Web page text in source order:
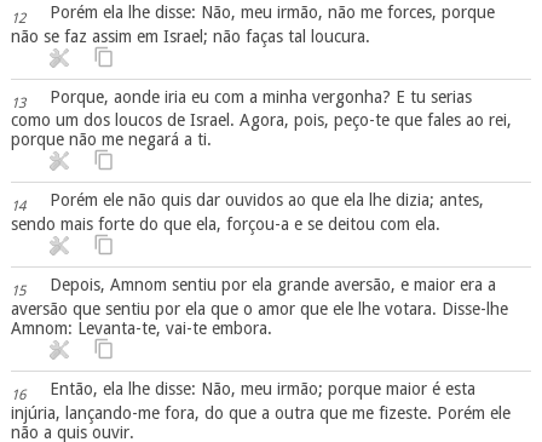
12
Porém ela lhe disse: Não, meu irmão, não me forces, porque
não se faz assim em Israel; não faças tal loucura.
13
Porque, aonde iria eu com a minha vergonha? E tu serias
como um dos loucos de Israel. Agora, pois, peço-te que fales ao rei,
porque não me negará a ti.
14
Porém ele não quis dar ouvidos ao que ela lhe dizia; antes,
sendo mais forte do que ela, forçou-a e se deitou com ela.
15
Depois, Amnom sentiu por ela grande aversão, e maior era a
aversão que sentiu por ela que o amor que ele lhe votara. Disse-lhe
Amnom: Levanta-te, vai-te embora.
16
Então, ela lhe disse: Não, meu irmão; porque maior é esta
injúria, lançando-me fora, do que a outra que me fizeste. Porém ele
não a quis ouvir.